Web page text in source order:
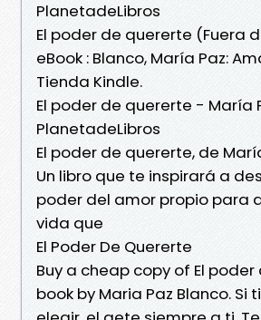
PlanetadeLibros
El poder de quererte (Fuera
eBook : Blanco, María Paz:
Tienda Kindle.
El poder de quererte - María
PlanetadeLibros
El poder de quererte, de
Un libro que te inspirará a
poder del amor propio para
vida que
El Poder De Quererte
Buy a cheap copy of El
book by Maria Paz Blanco. Si